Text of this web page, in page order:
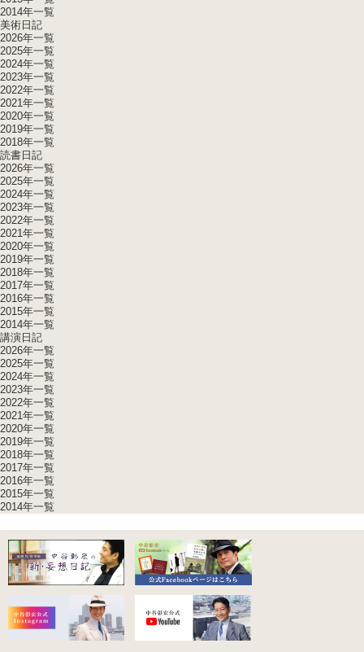
2014年一覧
美術日記
2026年一覧
2025年一覧
2024年一覧
2023年一覧
2022年一覧
2021年一覧
2020年一覧
2019年一覧
2018年一覧
読書日記
2026年一覧
2025年一覧
2024年一覧
2023年一覧
2022年一覧
2021年一覧
2020年一覧
2019年一覧
2018年一覧
2017年一覧
2016年一覧
2015年一覧
2014年一覧
講演日記
2026年一覧
2025年一覧
2024年一覧
2023年一覧
2022年一覧
2021年一覧
2020年一覧
2019年一覧
2018年一覧
2017年一覧
2016年一覧
2015年一覧
2014年一覧